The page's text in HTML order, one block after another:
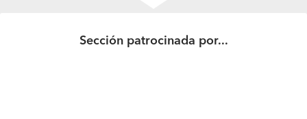
Sección patrocinada por...